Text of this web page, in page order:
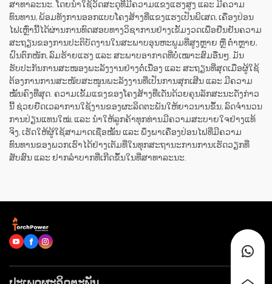
ສາທາລະນະ. ໂດຍນຳໃຊ້ວັດສະດຸທີ່ມີຄວາມແຂງແຮງສູງ ແລະ ມີຄວາມ
ທົນທານ, ພ້ອມທັງການອອກແບບໂຄງສ້າງທີ່ແຂງແຮງເປັນພິເສດ, ເຄື່ອງປ່ອນ
ໄຟເຫຼົ່ານີ້ໄດ້ຜ່ານການທົດສອບທາງວິຊາການຢ່າງເຂັ້ມງວດເພື່ອຢືນຢັນຄວາມ
ສະຖຽນຂອງການປະຕິບັດງານໃນສະພາບອຸນຫະພູມທີ່ສູງຫຼາຍ ຫຼື ຕ່ຳຫຼາຍ,
ຝົນຕົກໜັກ, ລົມຮ້າຍແຮງ ແລະ ສະພາບອາກາດທີ່ບໍ່ເໝາະສົມອື່ນໆ. ມັນ
ຮັບປະກັນການສະໜອງພະລັງງານຢ່າງຕໍ່ເນື່ອງ ແລະ ສະຖຽນທີ່ສຸດເມື່ອຜູ້ໃຊ້
ຕ້ອງການການສະໜັບສະໜູນພະລັງງານທີ່ເປັນການສຸກເສີນ ແລະ ມີຄວາມ
ໝັ້ນຄົງທີ່ສຸດ. ຄວາມເຂັ້ມແຂງຂອງໂຄງສ້າງທີ່ເດັ່ນດ້ວຍຄຸນລັກສະນະດັ່ງກ່າວ
ນີ້ ຊ່ວຍຍືດເວລາການໃຊ້ງານຂອງຜະລິດຕະພັນໃຫ້ຍາວນານຂຶ້ນ, ລົດຈຳນວນ
ການປ່ຽນແທນໃໝ່, ແລະ ນຳໃຫ້ລູກຄ້າທຸກທ່ານມີຄວາມສະບາຍໃຈຢ່າງແທ້
ຈິງ, ເຮັດໃຫ້ຜູ້ໃຊ້ສາມາດເຊື່ອໝັ້ນ ແລະ ພຶ່ງພາເຄື່ອງປ່ອນໄຟທີ່ມີຄວາມ
ທົນທານຂອງພວກເຮົາໄດ້ຢ່າງເຕັມທີ່ໃນທຸກສະຖານະການການເຮັດວຽກທີ່
ສັບສົນ ແລະ ຢາກລຳບາກທີ່ເກີດຂຶ້ນໃນທີ່ສາທາລະນະ.